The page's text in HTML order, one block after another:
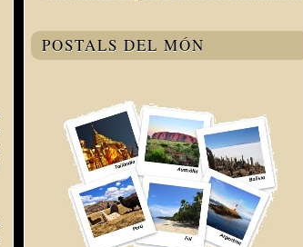
POSTALS DEL MÓN